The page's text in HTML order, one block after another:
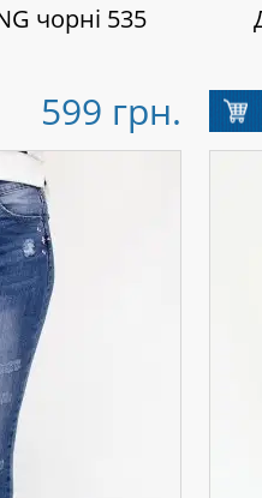
чорні 535
599 грн.